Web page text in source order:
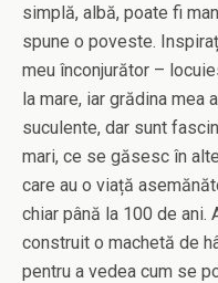
simplă, albă, poate fi
spune o poveste.
meu înconjurător –
la mare, iar grădina mea
suculente, dar sunt
mari, ce se găsesc în
care au o viață
chiar până la 100 de ani.
construit o machetă de
pentru a vedea cum se